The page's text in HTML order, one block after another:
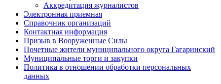
Аккредитация журналистов
Электронная приемная
Справочник организаций
Контактная информация
Призыв в Вооруженные Силы
Почетные жители муниципального округа Гагаринский
Муниципальные торги и закупки
Политика в отношении обработки персональных
данных